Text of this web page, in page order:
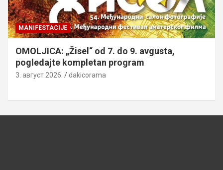
MANIFESTACIJE
OMOLJICA: „Žisel“ od 7. do 9. avgusta,
pogledajte kompletan program
3. август 2026. dakicorama